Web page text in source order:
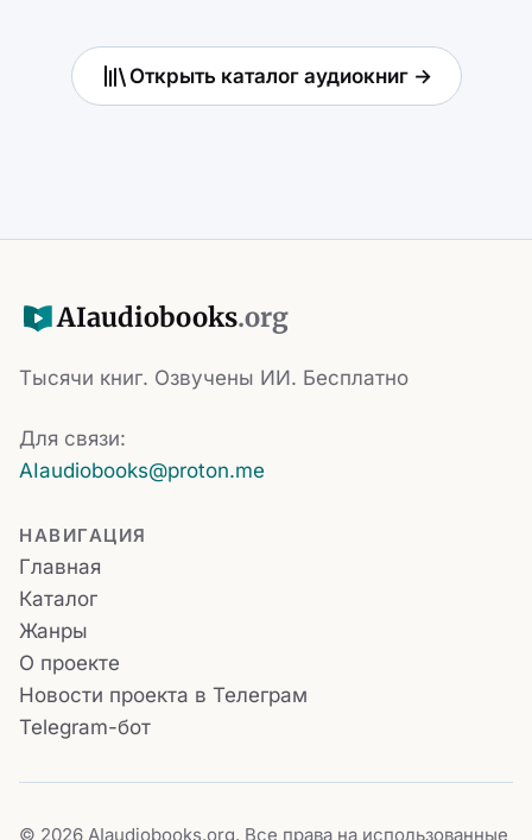
Открыть каталог аудиокниг →
AIaudiobooks.org
Тысячи книг. Озвучены ИИ. Бесплатно
Для связи:
AIaudiobooks@proton.me
НАВИГАЦИЯ
Главная
Каталог
Жанры
О проекте
Новости проекта в Телеграм
Telegram-бот
© 2026 AIaudiobooks.org. Все права на использованные